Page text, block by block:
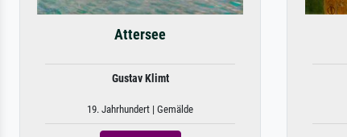
Attersee
Gustav Klimt
19. Jahrhundert | Gemälde